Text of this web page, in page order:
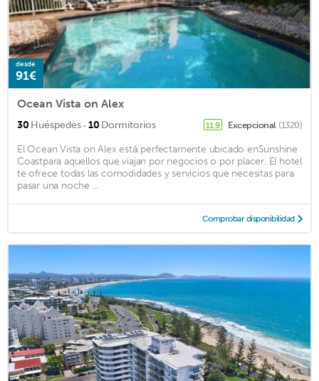
desde
91€
Ocean Vista on Alex
30 Huéspedes · 10 Dormitorios 11,9 Excepcional (1320)
El Ocean Vista on Alex está perfectamente ubicado enSunshine
Coastpara aquellos que viajan por negocios o por placer. El hotel
te ofrece todas las comodidades y servicios que necesitas para
pasar una noche ...
Comprobar disponibilidad